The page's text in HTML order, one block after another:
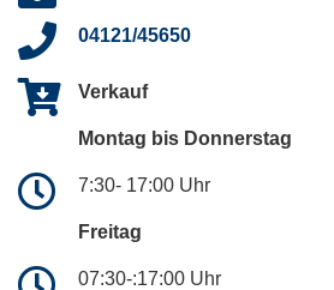
04121/45650
Verkauf
Montag bis Donnerstag
7:30- 17:00 Uhr
Freitag
07:30-:17:00 Uhr